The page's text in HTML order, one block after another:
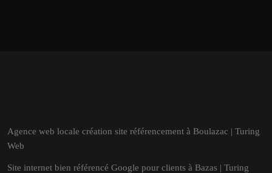
Agence web locale création site référencement à Boulazac | Turing
Web
Site internet bien référencé Google pour clients à Bazas | Turing